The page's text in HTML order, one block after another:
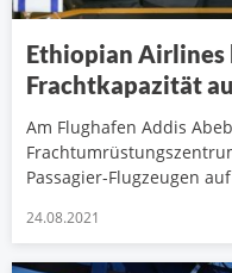
Ethiopian Airlines
Frachtkapazität
Am Flughafen Addis
Passagier-Flugzeugen
24.08.2021